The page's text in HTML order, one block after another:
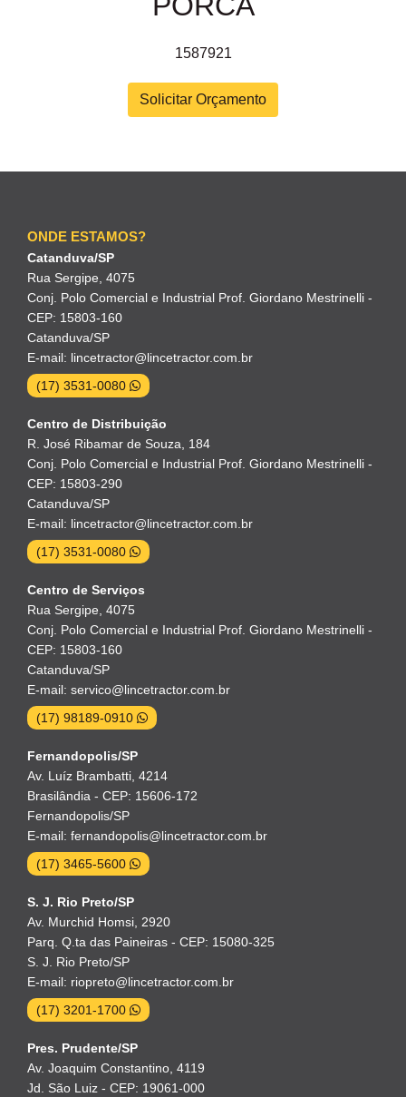
1587921
Solicitar Orçamento
ONDE ESTAMOS?
Catanduva/SP
Rua Sergipe, 4075
Conj. Polo Comercial e Industrial Prof. Giordano Mestrinelli -
CEP: 15803-160
Catanduva/SP
E-mail: lincetractor@lincetractor.com.br
(17) 3531-0080
Centro de Distribuição
R. José Ribamar de Souza, 184
Conj. Polo Comercial e Industrial Prof. Giordano Mestrinelli -
CEP: 15803-290
Catanduva/SP
E-mail: lincetractor@lincetractor.com.br
(17) 3531-0080
Centro de Serviços
Rua Sergipe, 4075
Conj. Polo Comercial e Industrial Prof. Giordano Mestrinelli -
CEP: 15803-160
Catanduva/SP
E-mail: servico@lincetractor.com.br
(17) 98189-0910
Fernandopolis/SP
Av. Luíz Brambatti, 4214
Brasilândia - CEP: 15606-172
Fernandopolis/SP
E-mail: fernandopolis@lincetractor.com.br
(17) 3465-5600
S. J. Rio Preto/SP
Av. Murchid Homsi, 2920
Parq. Q.ta das Paineiras - CEP: 15080-325
S. J. Rio Preto/SP
E-mail: riopreto@lincetractor.com.br
(17) 3201-1700
Pres. Prudente/SP
Av. Joaquim Constantino, 4119
Jd. São Luiz - CEP: 19061-000